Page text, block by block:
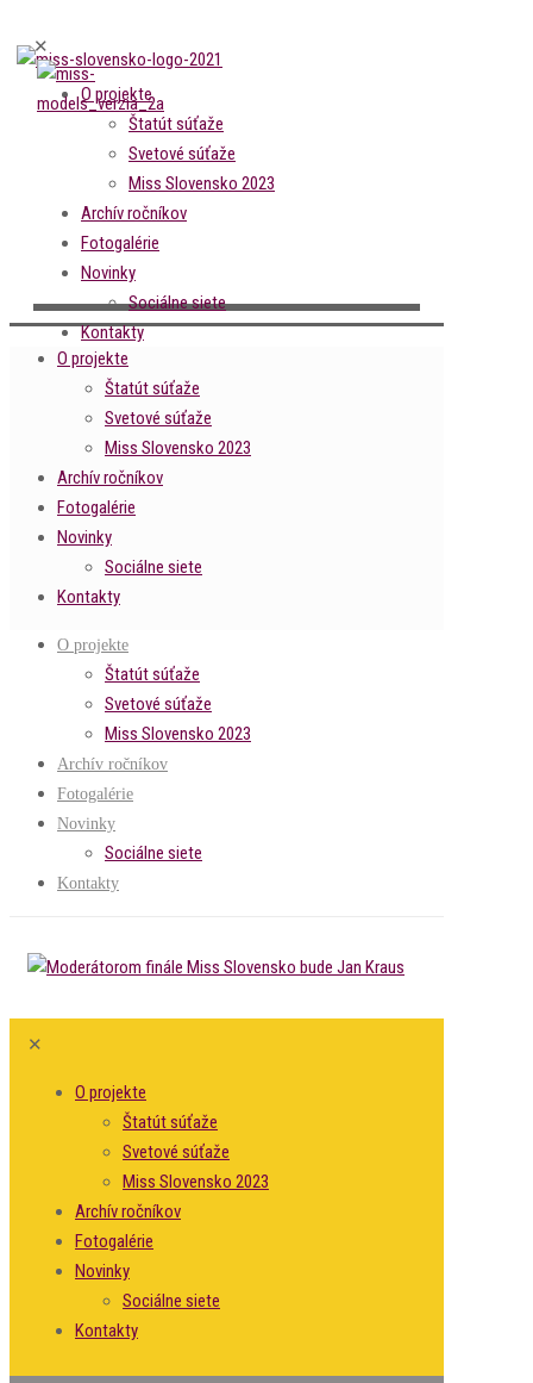
✕
O projekte
Štatút súťaže
Svetové súťaže
Miss Slovensko 2023
Archív ročníkov
Fotogalérie
Novinky
Sociálne siete
Kontakty
O projekte
Štatút súťaže
Svetové súťaže
Miss Slovensko 2023
Archív ročníkov
Fotogalérie
Novinky
Sociálne siete
Kontakty
O projekte
Štatút súťaže
Svetové súťaže
Miss Slovensko 2023
Archív ročníkov
Fotogalérie
Novinky
Sociálne siete
Kontakty
✕
O projekte
Štatút súťaže
Svetové súťaže
Miss Slovensko 2023
Archív ročníkov
Fotogalérie
Novinky
Sociálne siete
Kontakty